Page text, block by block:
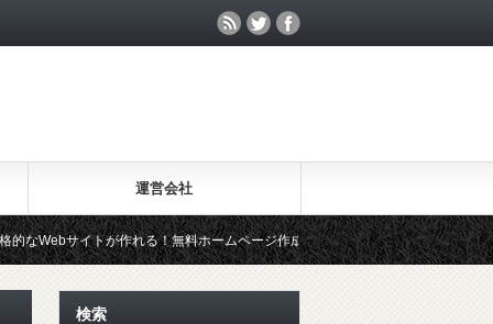
運営会社
トが作れる！無料ホームページ作成ツール「Wix」を試してみた
検索